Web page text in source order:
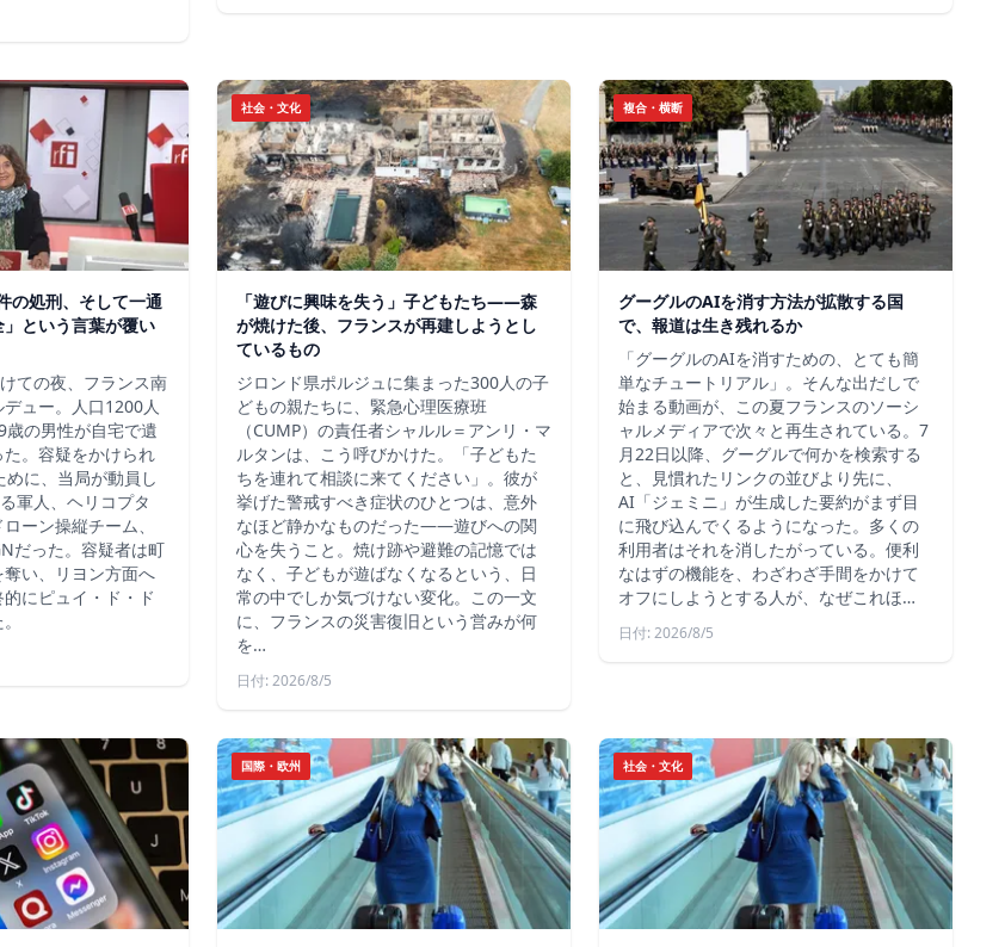
の処刑、そして一通
という言葉が覆い
ての夜、フランス南
ュー。人口1200人
の男性が自宅で遺
。容疑をかけられ
に、当局が動員し
軍人、ヘリコプタ
ーン操縦チーム、
だった。容疑者は町
い、リヨン方面へ
にピュイ・ド・ド
社会・文化
「遊びに興味を失う」子どもたち——森
が焼けた後、フランスが再建しようとし
ているもの
ジロンド県ポルジュに集まった300人の子
どもの親たちに、緊急心理医療班
（CUMP）の責任者シャルル＝アンリ・マ
ルタンは、こう呼びかけた。「子どもた
ちを連れて相談に来てください」。彼が
挙げた警戒すべき症状のひとつは、意外
なほど静かなものだった――遊びへの関
心を失うこと。焼け跡や避難の記憶では
なく、子どもが遊ばなくなるという、日
常の中でしか気づけない変化。この一文
に、フランスの災害復旧という営みが何
を…
日付: 2026/8/5
複合・横断
グーグルのAIを消す方法が拡散する国
で、報道は生き残れるか
「グーグルのAIを消すための、とても簡
単なチュートリアル」。そんな出だしで
始まる動画が、この夏フランスのソーシ
ャルメディアで次々と再生されている。7
月22日以降、グーグルで何かを検索する
と、見慣れたリンクの並びより先に、
AI「ジェミニ」が生成した要約がまず目
に飛び込んでくるようになった。多くの
利用者はそれを消したがっている。便利
なはずの機能を、わざわざ手間をかけて
オフにしようとする人が、なぜこれほ…
日付: 2026/8/5
国際・欧州 社会・文化